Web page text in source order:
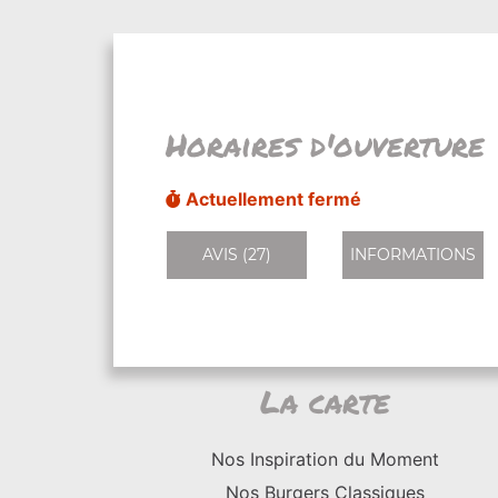
Horaires d'ouverture
Actuellement fermé
AVIS (27) INFORMATIONS
La carte
Nos Inspiration du Moment
Nos Burgers Classiques